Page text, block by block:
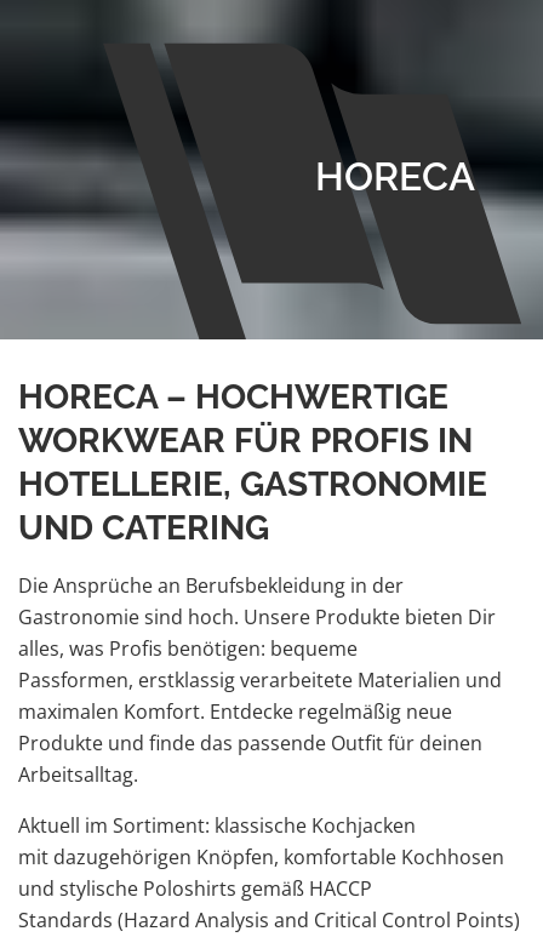
HORECA
HORECA – HOCHWERTIGE
WORKWEAR FÜR PROFIS IN
HOTELLERIE, GASTRONOMIE
UND CATERING
Die Ansprüche an Berufsbekleidung in der
Gastronomie sind hoch. Unsere Produkte bieten Dir
alles, was Profis benötigen: bequeme
Passformen, erstklassig verarbeitete Materialien und
maximalen Komfort. Entdecke regelmäßig neue
Produkte und finde das passende Outfit für deinen
Arbeitsalltag.
Aktuell im Sortiment: klassische Kochjacken
mit dazugehörigen Knöpfen, komfortable Kochhosen
und stylische Poloshirts gemäß HACCP
Standards (Hazard Analysis and Critical Control Points)